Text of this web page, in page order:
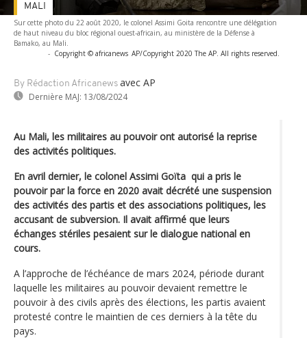
Sur cette photo du 22 août 2020, le colonel Assimi Goita rencontre une délégation
de haut niveau du bloc régional ouest-africain, au ministère de la Défense à
Bamako, au Mali.
- Copyright © africanews AP/Copyright 2020 The AP. All rights reserved.
By Rédaction Africanews avec AP
Dernière MAJ: 13/08/2024
MALI
Au Mali, les militaires au pouvoir ont autorisé la reprise
des activités politiques.
En avril dernier, le colonel Assimi Goïta qui a pris le
pouvoir par la force en 2020 avait décrété une suspension
des activités des partis et des associations politiques, les
accusant de subversion. Il avait affirmé que leurs
échanges stériles pesaient sur le dialogue national en
cours.
A l’approche de l’échéance de mars 2024, période durant
laquelle les militaires au pouvoir devaient remettre le
pouvoir à des civils après des élections, les partis avaient
protesté contre le maintien de ces derniers à la tête du
pays.